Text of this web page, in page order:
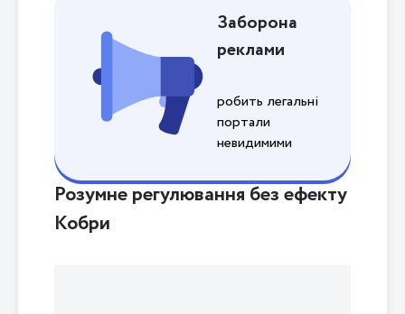
Заборона
реклами
робить легальні
портали
невидимими
Розумне регулювання без ефекту
Кобри